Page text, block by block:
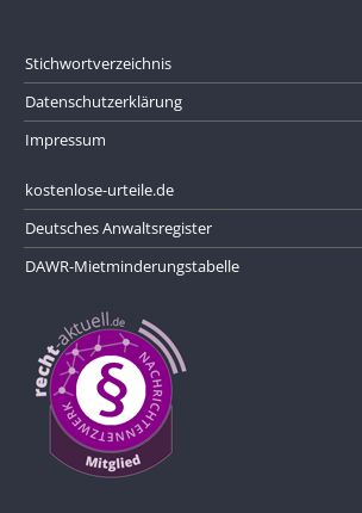
Stichwortverzeichnis
Datenschutzerklärung
Impressum
kostenlose-urteile.de
Deutsches Anwaltsregister
DAWR-Mietminderungstabelle